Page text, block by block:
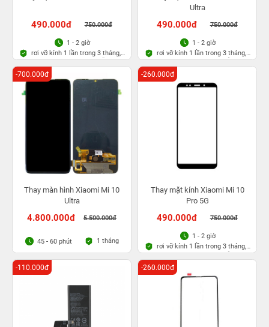
490.000đ 750.000đ
1 - 2 giờ
rơi vỡ kính 1 lần trong 3 tháng,
Bảo hành bụi bọt vĩnh viễn
Ultra
490.000đ 750.000đ
1 - 2 giờ
rơi vỡ kính 1 lần trong 3 tháng,
Bảo hành bụi bọt vĩnh viễn
Thay màn hình Xiaomi Mi 10
Ultra
4.800.000đ 5.500.000đ
-700.000đ
45 - 60 phút 1 tháng
Thay mặt kính Xiaomi Mi 10
Pro 5G
490.000đ 750.000đ
-260.000đ
1 - 2 giờ
rơi vỡ kính 1 lần trong 3 tháng,
Bảo hành bụi bọt vĩnh viễn
-110.000đ -260.000đ